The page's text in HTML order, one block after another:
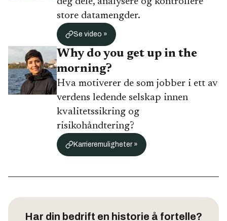
store datamengder.
Se video »
Why do you get up in the
morning?
Hva motiverer de som jobber i ett av
verdens ledende selskap innen
kvalitetssikring og
risikohåndtering?
Karrieremuligheter »
Har din bedrift en historie å fortelle?